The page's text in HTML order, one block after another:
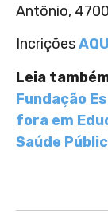
Antônio,
Incrições
Leia
Fundação
fora em
Saúde